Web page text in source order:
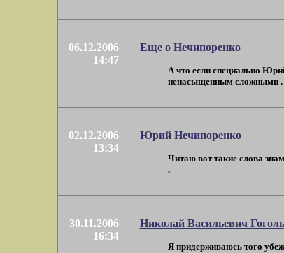
06.12.2006
14:47
Еще о Нечипоренко
А что если специально
ненасыщенным сложными .
02.12.2006
13:34
Юрий Нечипоренко
Читаю вот такие слова
.
30.11.2006
16:34
Николай Васильевич Гоголь
Я придерживаюсь того